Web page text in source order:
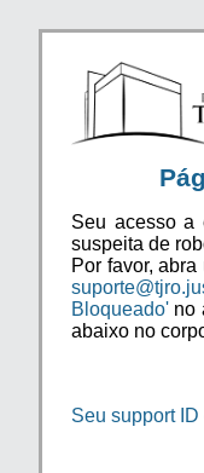
Seu acesso a
suspeita de
Por favor,
Bloqueado' no
abaixo no
Seu support ID